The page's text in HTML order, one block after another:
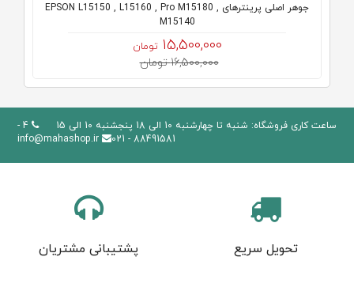
جوهر اصلی پرینترهای EPSON L15150 , L15160 , Pro M15180 ,
M15140
15,500,000 تومان
16,500,000 تومان
ساعت کاری فروشگاه: شنبه تا چهارشنبه 10 الی 18 پنجشنبه 10 الی 15
4 -
88491581 - 021
info@mahashop.ir
تحویل سریع پشتیبانی مشتریان